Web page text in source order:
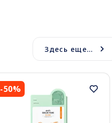
Здесь еще...
-50%